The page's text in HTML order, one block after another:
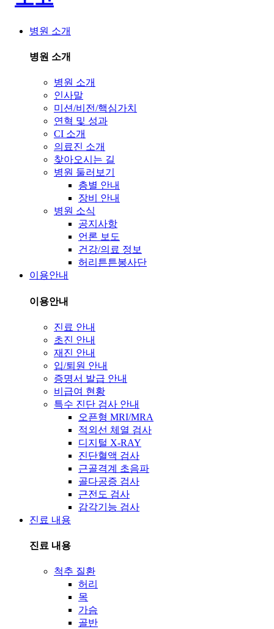
병원 소개
병원 소개
병원 소개
인사말
미션/비전/핵심가치
연혁 및 성과
CI 소개
의료진 소개
찾아오시는 길
병원 둘러보기
층별 안내
장비 안내
병원 소식
공지사항
언론 보도
건강/의료 정보
허리튼튼봉사단
이용안내
이용안내
진료 안내
초진 안내
재진 안내
입/퇴원 안내
증명서 발급 안내
비급여 현황
특수 진단 검사 안내
오픈형 MRI/MRA
적외선 체열 검사
디지털 X-RAY
진단혈액 검사
근골격계 초음파
골다공증 검사
근전도 검사
감각기능 검사
진료 내용
진료 내용
척추 질환
허리
목
가슴
골반